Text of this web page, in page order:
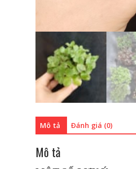
Mô tả Đánh giá (0)
Mô tả